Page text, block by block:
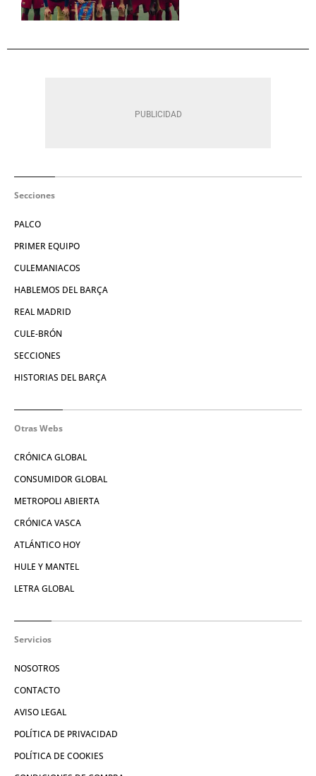
Secciones
PALCO
PRIMER EQUIPO
CULEMANIACOS
HABLEMOS DEL BARÇA
REAL MADRID
CULE-BRÓN
SECCIONES
HISTORIAS DEL BARÇA
Otras Webs
CRÓNICA GLOBAL
CONSUMIDOR GLOBAL
METROPOLI ABIERTA
CRÓNICA VASCA
ATLÁNTICO HOY
HULE Y MANTEL
LETRA GLOBAL
Servicios
NOSOTROS
CONTACTO
AVISO LEGAL
POLÍTICA DE PRIVACIDAD
POLÍTICA DE COOKIES